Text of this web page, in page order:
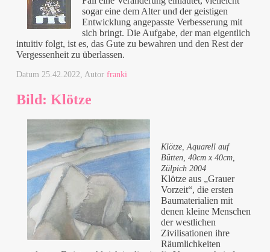
sogar eine dem Alter und der geistigen
Entwicklung angepasste Verbesserung mit
sich bringt. Die Aufgabe, der man eigentlich
intuitiv folgt, ist es, das Gute zu bewahren und den Rest der
Vergessenheit zu überlassen.
Datum 25.42.2022 , Autorfranki
Bild: Klötze
Klötze, Aquarell auf
Bütten, 40cm x 40cm,
Zülpich 2004
Klötze aus „Grauer
Vorzeit“, die ersten
Baumaterialien mit
denen kleine Menschen
der westlichen
Zivilisationen ihre
Räumlichkeiten